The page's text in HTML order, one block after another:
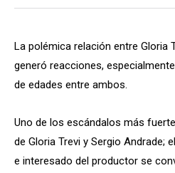
La polémica relación entre Gloria
generó reacciones,
de edades entre ambos.
Uno de los escándalos más
de Gloria Trevi y Sergio Andrade;
e interesado del productor se